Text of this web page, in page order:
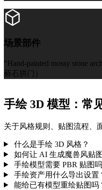
场景部件
"Hand-painted mossy stone
藓石拱门）
手绘 3D 模型：常
关于风格规则、贴图流程、
什么是手绘 3D 风格？
如何让 AI 生成魔兽风贴
手绘模型需要 PBR 贴图
手绘资产用什么导出设置
能给已有模型重绘贴图吗